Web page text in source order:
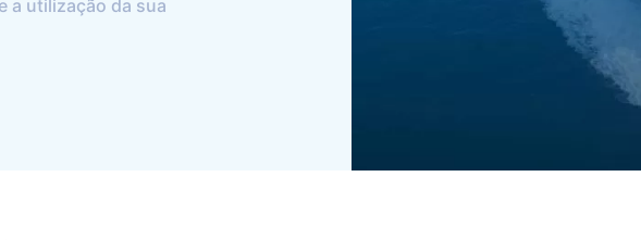
a utilização da sua